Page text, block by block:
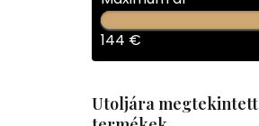
144 €
Utoljára megtekintett